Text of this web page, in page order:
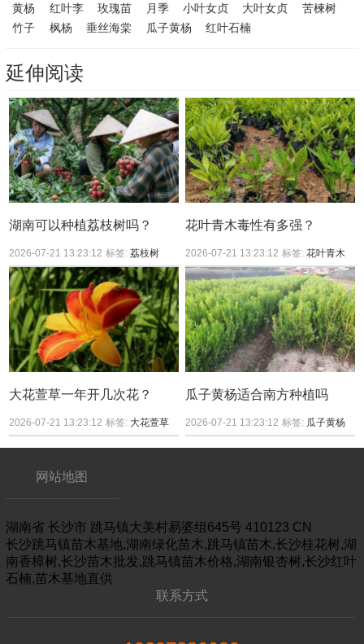
黄杨
红叶李 玫瑰苗 月季 小叶女贞 大叶女贞
苦楝树
竹子
枫杨 垂丝海棠 瓜子黄杨 红叶石楠
延伸阅读
湖南可以种植荔枝树吗？
2026-07-21 13:23:12 标签:荔枝树
花叶青木毒性有多强？
2026-07-21 13:23:12 标签:花叶青木
大花萱草一年开几次花？
2026-07-21 13:23:12 标签: 大花萱草
瓜子黄杨适合南方种植吗
2026-07-21 13:23:12 标签: 瓜子黄杨
网站地图
湖南省 长沙市 跳马镇大美村易婆组645号 410123 CN
长沙跳马镇苗木基地,湖南绿化苗木,跳马镇苗木,长沙桂花树,湖
南香樟树,长沙苗木批发,跳马镇苗木价格,湖南银杏树,长沙红叶
石楠,苗木基地直供
联系方式